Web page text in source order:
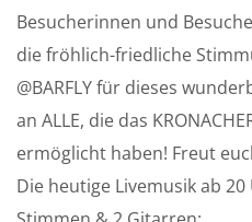
Besucherinnen und
die fröhlich-friedliche
@BARFLY für dieses
an ALLE, die das
ermöglicht haben! Freut
Die heutige Livemusik ab